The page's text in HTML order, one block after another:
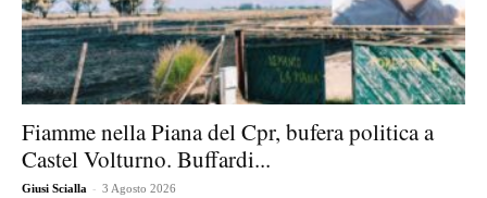
Fiamme nella Piana del Cpr, bufera politica a
Castel Volturno. Buffardi...
Giusi Scialla - 3 Agosto 2026